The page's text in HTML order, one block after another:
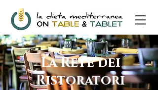
La Rete dei
Ristoratori